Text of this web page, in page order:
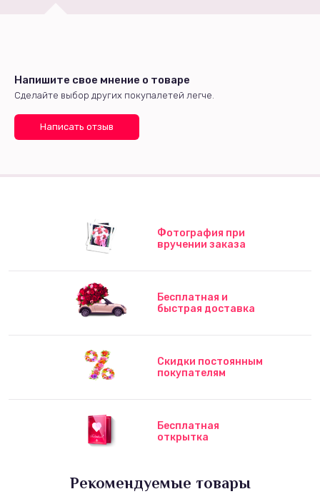
Напишите свое мнение о товаре
Сделайте выбор других покупалетей легче.
Написать отзыв
Фотография при
вручении заказа
Бесплатная и
быстрая доставка
Скидки постоянным
покупателям
Бесплатная
открытка
Рекомендуемые товары